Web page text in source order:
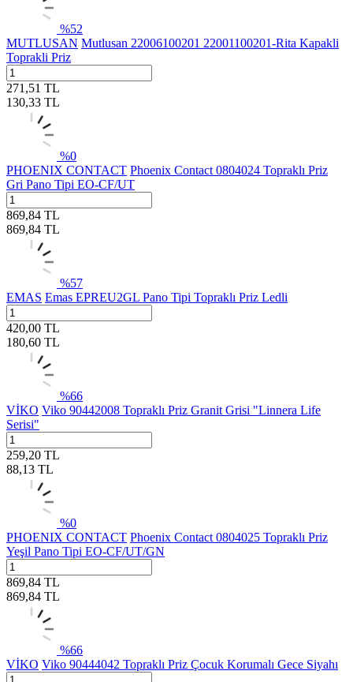
%52
MUTLUSAN Mutlusan 22006100201 22001100201-Rita Kapakli
Toprakli Priz
271,51 TL
130,33 TL
%0
PHOENIX CONTACT Phoenix Contact 0804024 Topraklı Priz
Gri Pano Tipi EO-CF/UT
869,84 TL
869,84 TL
%57
EMAS Emas EPREU2GL Pano Tipi Topraklı Priz Ledli
420,00 TL
180,60 TL
%66
VİKO Viko 90442008 Topraklı Priz Granit Grisi "Linnera Life
Serisi"
259,20 TL
88,13 TL
%0
PHOENIX CONTACT Phoenix Contact 0804025 Topraklı Priz
Yeşil Pano Tipi EO-CF/UT/GN
869,84 TL
869,84 TL
%66
VİKO Viko 90444042 Topraklı Priz Çocuk Korumalı Gece Siyahı